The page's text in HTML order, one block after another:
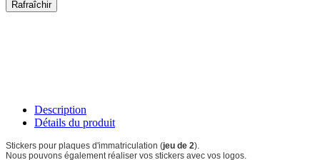
Description
Détails du produit
Stickers pour plaques d'immatriculation (jeu de 2).
Nous pouvons également réaliser vos stickers avec vos logos.